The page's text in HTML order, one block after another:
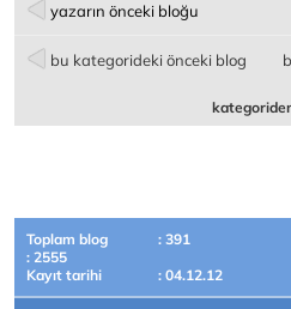
yazarın önceki bloğu
bu kategorideki önceki blog
Toplam blog
: 391
: 2555
Kayıt tarihi
: 04.12.12